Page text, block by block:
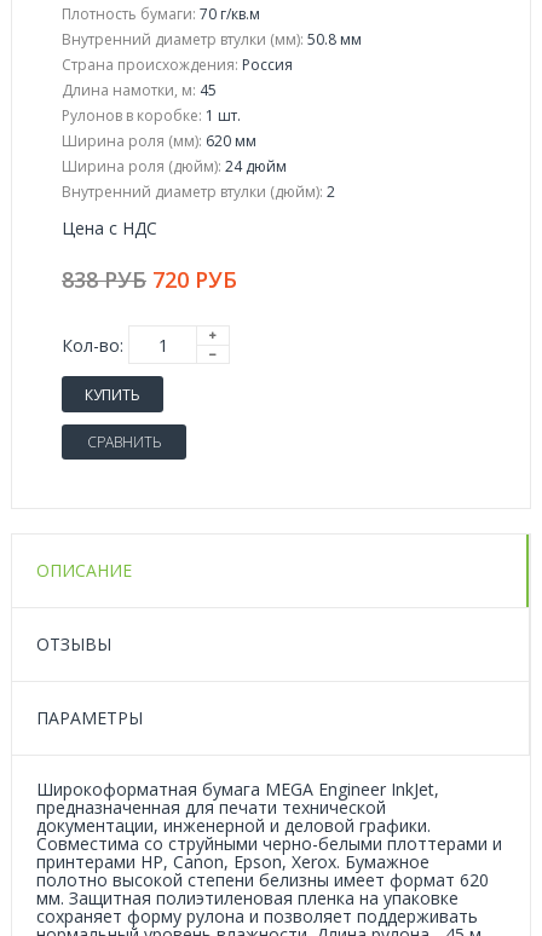
Плотность бумаги: 70 г/кв.м
Внутренний диаметр втулки (мм): 50.8 мм
Страна происхождения: Россия
Длина намотки, м: 45
Рулонов в коробке: 1 шт.
Ширина роля (мм): 620 мм
Ширина роля (дюйм): 24 дюйм
Внутренний диаметр втулки (дюйм): 2
Цена с НДС
838 РУБ 720 РУБ
Кол-во:
КУПИТЬ
СРАВНИТЬ
ОПИСАНИЕ
ОТЗЫВЫ
ПАРАМЕТРЫ
Широкоформатная бумага MEGA Engineer InkJet,
предназначенная для печати технической
документации, инженерной и деловой графики.
Совместима со струйными черно-белыми плоттерами и
принтерами НP, Сanon, Еpson, Xerox. Бумажное
полотно высокой степени белизны имеет формат 620
мм. Защитная полиэтиленовая пленка на упаковке
сохраняет форму рулона и позволяет поддерживать